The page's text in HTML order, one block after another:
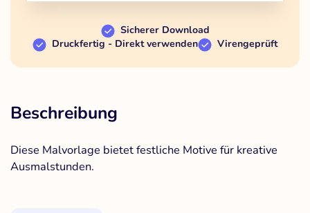
Sicherer Download
Druckfertig - Direkt verwenden
Virengeprüft
Beschreibung
Diese Malvorlage bietet festliche Motive für kreative
Ausmalstunden.